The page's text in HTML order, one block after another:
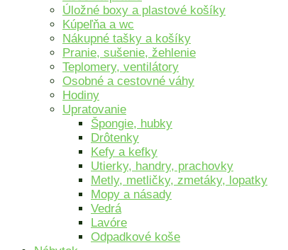
Úložné boxy a plastové košíky
Kúpeľňa a wc
Nákupné tašky a košíky
Pranie, sušenie, žehlenie
Teplomery, ventilátory
Osobné a cestovné váhy
Hodiny
Upratovanie
Špongie, hubky
Drôtenky
Kefy a kefky
Utierky, handry, prachovky
Metly, metličky, zmetáky, lopatky
Mopy a násady
Vedrá
Lavóre
Odpadkové koše